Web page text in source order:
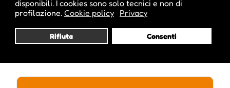
disponibili. I cookies sono solo tecnici e non di
profilazione. Cookie policy Privacy
Rifiuta Consenti
14.08.2013 ore 17:00 - 23:00 Uhr
15.08.2013 ore 11:00 - 23:00 Uhr